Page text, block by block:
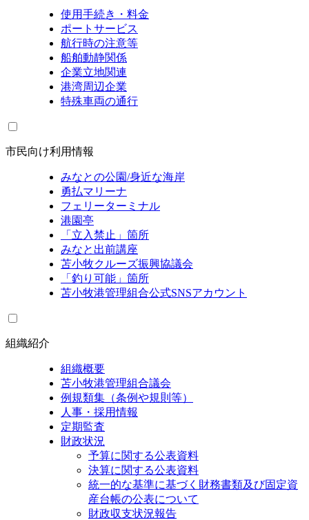
使用手続き・料金
ポートサービス
航行時の注意等
船舶動静関係
企業立地関連
港湾周辺企業
特殊車両の通行
市民向け利用情報
みなとの公園/身近な海岸
勇払マリーナ
フェリーターミナル
港園亭
「立入禁止」箇所
みなと出前講座
苫小牧クルーズ振興協議会
「釣り可能」箇所
苫小牧港管理組合公式SNSアカウント
組織紹介
組織概要
苫小牧港管理組合議会
例規類集（条例や規則等）
人事・採用情報
定期監査
財政状況
予算に関する公表資料
決算に関する公表資料
統一的な基準に基づく財務書類及び固定資
産台帳の公表について
財政収支状況報告